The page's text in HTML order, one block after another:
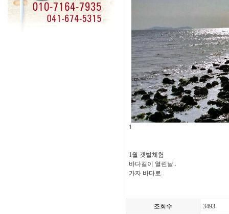
1
1월 갯벌체험
바다길이 열린날..
가자 바다로..
조회수 3493